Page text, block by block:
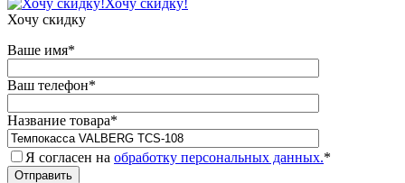
Хочу скидку
Ваше имя*
Ваш телефон*
Название товара*
Я согласен на обработку персональных данных.*